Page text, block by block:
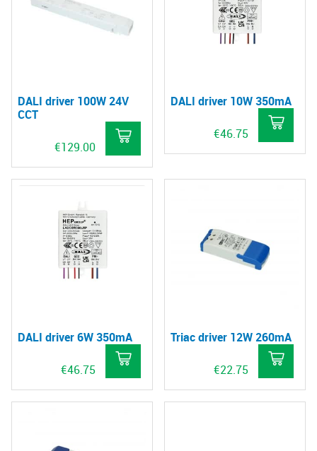
DALI driver 100W 24V
CCT
€129.00
DALI driver 10W 350mA
€46.75
DALI driver 6W 350mA
€46.75
Triac driver 12W 260mA
€22.75